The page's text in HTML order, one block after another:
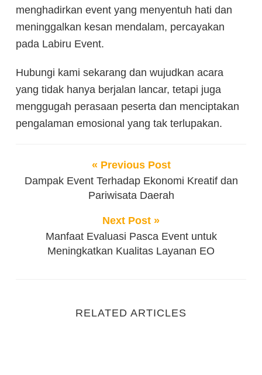
menghadirkan event yang menyentuh hati dan
meninggalkan kesan mendalam, percayakan
pada Labiru Event.
Hubungi kami sekarang dan wujudkan acara
yang tidak hanya berjalan lancar, tetapi juga
menggugah perasaan peserta dan menciptakan
pengalaman emosional yang tak terlupakan.
« Previous Post
Dampak Event Terhadap Ekonomi Kreatif dan
Pariwisata Daerah
Next Post »
Manfaat Evaluasi Pasca Event untuk
Meningkatkan Kualitas Layanan EO
RELATED ARTICLES